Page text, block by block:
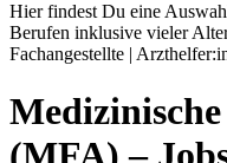
Hier findest Du eine
Berufen inklusive vieler
Fachangestellte |